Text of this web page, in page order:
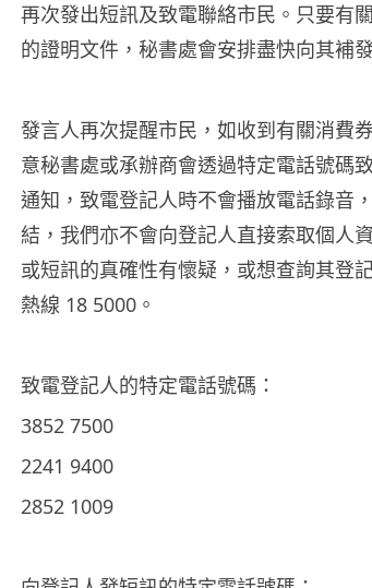
再次發出短訊及致電聯絡市民。只要有
的證明文件，秘書處會安排盡快向其補
發言人再次提醒市民，如收到有關消費
意秘書處或承辦商會透過特定電話號碼
通知，致電登記人時不會播放電話錄音
結，我們亦不會向登記人直接索取個人
或短訊的真確性有懷疑，或想查詢其登
熱線 18 5000。
致電登記人的特定電話號碼：
3852 7500
2241 9400
2852 1009